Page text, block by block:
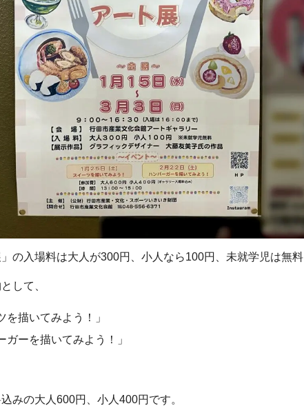
の入場料は大人が300円、小人なら100円、未就学児は無料
して、
描いてみよう！」
ーを描いてみよう！」
みの大人600円、小人400円です。